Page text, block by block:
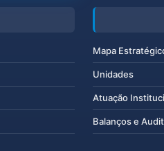
Mapa
Unidades
Atuação
Balanços e